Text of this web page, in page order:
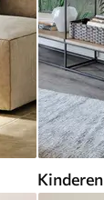
Kinderen